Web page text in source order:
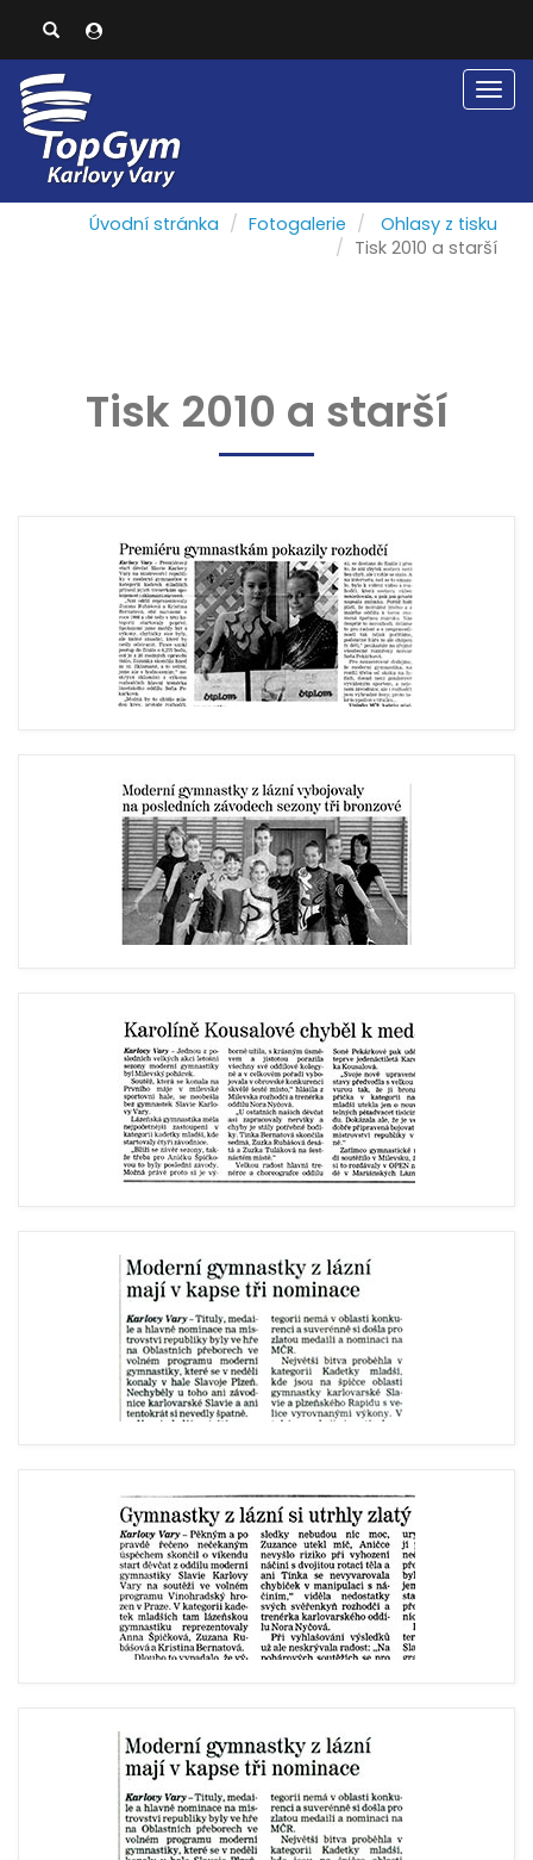
Úvodní stránka Fotogalerie
Ohlasy z tisku
Tisk 2010 a starší
Tisk 2010 a starší